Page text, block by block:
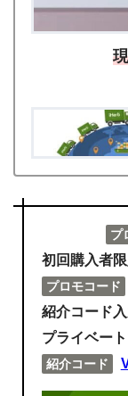
プ
初回購入者
プロモコード
紹介コード
プライベー
紹介コード